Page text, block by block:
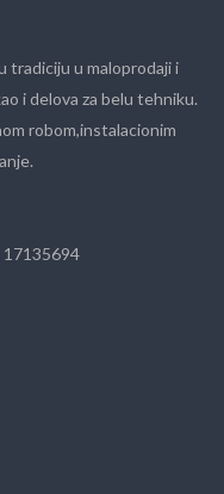
tradiciju u maloprodaji i
i delova za belu tehniku.
robom,instalacionim
17135694